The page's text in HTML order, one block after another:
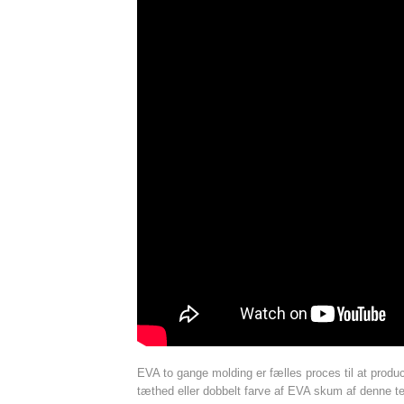
EVA to gange molding er fælles proces til at
tæthed eller dobbelt farve af EVA skum af denne